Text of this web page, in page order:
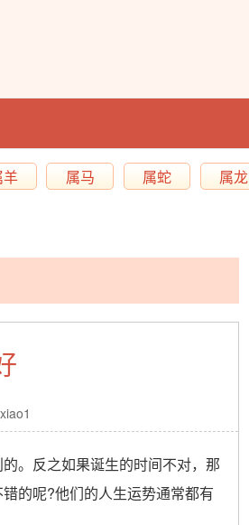
羊 属马 属蛇 属龙
。反之如果诞生的时间不对，那
的呢?他们的人生运势通常都有